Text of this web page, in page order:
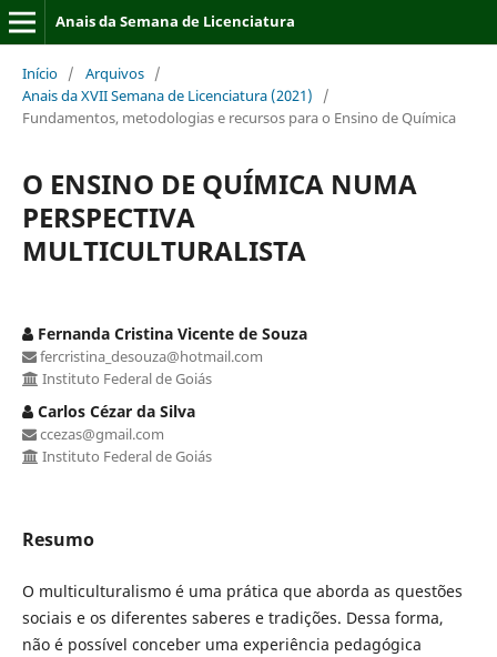
Anais da Semana de Licenciatura
Início / Arquivos /
Anais da XVII Semana de Licenciatura (2021)
/
Fundamentos, metodologias e recursos para o Ensino de Química
O ENSINO DE QUÍMICA NUMA
PERSPECTIVA
MULTICULTURALISTA
Fernanda Cristina Vicente de Souza
fercristina_desouza@hotmail.com
Instituto Federal de Goiás
Carlos Cézar da Silva
ccezas@gmail.com
Instituto Federal de Goiás
Resumo
O multiculturalismo é uma prática que aborda as questões
sociais e os diferentes saberes e tradições. Dessa forma,
não é possível conceber uma experiência pedagógica